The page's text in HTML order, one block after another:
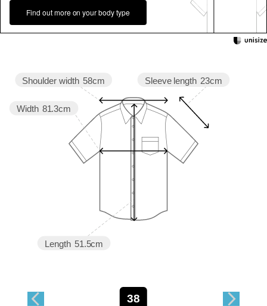
Find out more on your body type
Sleeve length 23cm
Length 51.5cm
Width 81.3cm
Shoulder width 58cm
38